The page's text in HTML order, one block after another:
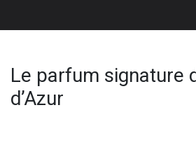
Le parfum signature
d’Azur